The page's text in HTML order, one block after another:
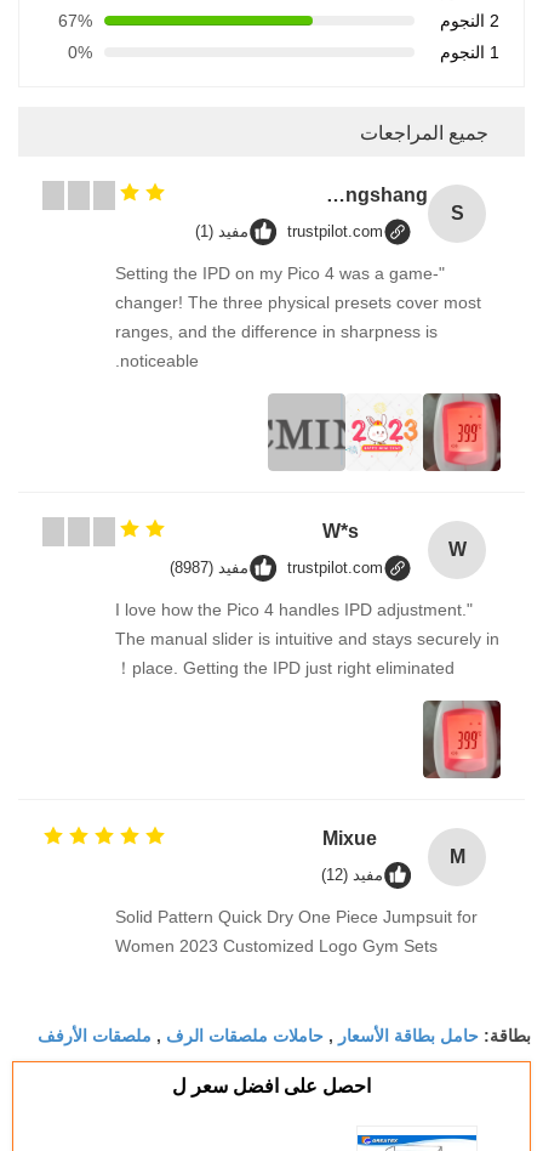
2 النجوم
67%
1 النجوم
0%
جميع المراجعات
S
Songshang
trustpilot.com مفيد (1)
"Setting the IPD on my Pico 4 was a game-
changer! The three physical presets cover most
ranges, and the difference in sharpness is
noticeable.
W
W*s
trustpilot.com مفيد (8987)
"I love how the Pico 4 handles IPD adjustment.
The manual slider is intuitive and stays securely in
place. Getting the IPD just right eliminated！
M
Mixue
مفيد (12)
Solid Pattern Quick Dry One Piece Jumpsuit for
Women 2023 Customized Logo Gym Sets
بطاقة: حامل بطاقة الأسعار , حاملات ملصقات الرف , ملصقات الأرفف
احصل على افضل سعر ل